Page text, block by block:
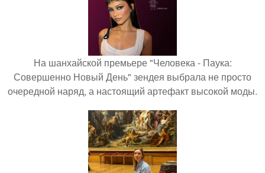
На шанхайской премьере "Человека - Паука:
Совершенно Новый День" зендея выбрала не просто
очередной наряд, а настоящий артефакт высокой моды.